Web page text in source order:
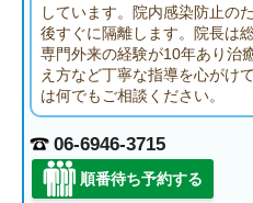
しています。院内感染防止の
後すぐに隔離します。院長は
専門外来の経験が10年あり治
え方など丁寧な指導を心がけ
は何でもご相談ください。
06-6946-3715
順番待ち予約する